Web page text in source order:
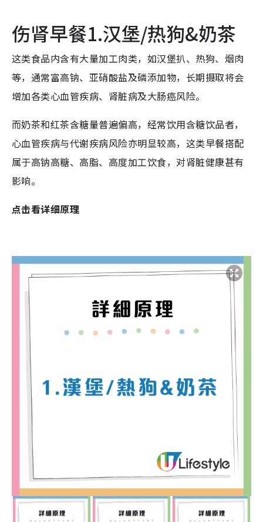
伤肾早餐1.汉堡/热狗&奶茶
这类食品内含有大量加工肉类，如汉堡扒、热狗、烟肉
等，通常富高钠、亚硝酸盐及磷添加物，长期摄取将会
增加各类心血管疾病、肾脏病及大肠癌风险。
而奶茶和红茶含糖量普遍偏高，经常饮用含糖饮品者，
心血管疾病与代谢疾病风险亦明显较高，这类早餐搭配
属于高钠高糖、高脂、高度加工饮食，对肾脏健康甚有
影响。
点击看详细原理